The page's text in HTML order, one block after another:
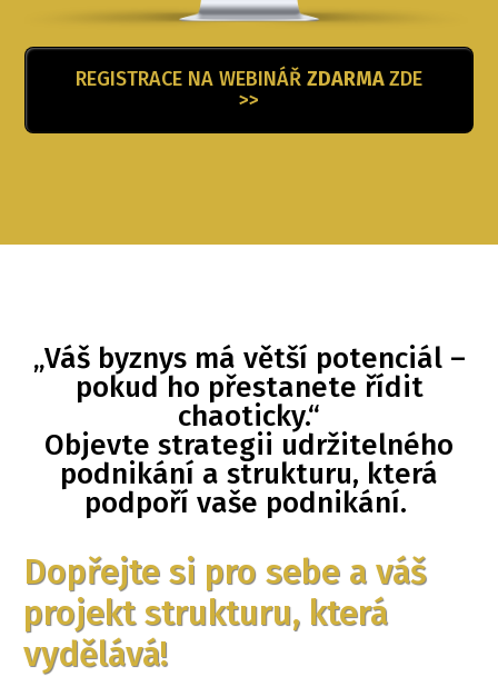
REGISTRACE NA WEBINÁŘ ZDARMAZDE
>>
„Váš byznys má větší potenciál –
pokud ho přestanete řídit
chaoticky.“
Objevte strategii udržitelného
podnikání a strukturu, která
podpoří vaše podnikání.
Dopřejte si pro sebe a váš
projekt strukturu, která
vydělává!